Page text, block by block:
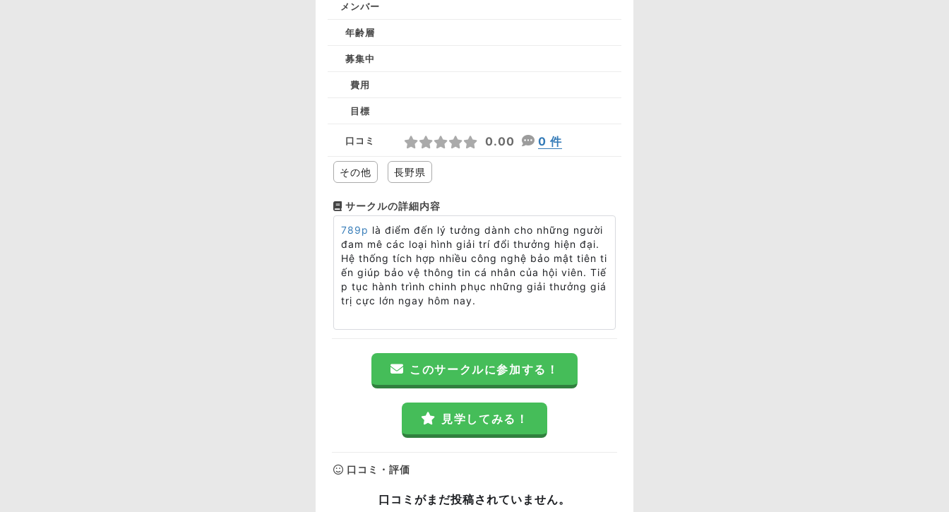
メンバー
年齢層
募集中
費用
目標
口コミ 0.00 0 件
その他 長野県
サークルの詳細内容
789p là điểm đến lý tưởng dành cho những người
đam mê các loại hình giải trí đổi thưởng hiện đại.
Hệ thống tích hợp nhiều công nghệ bảo mật tiên ti
ến giúp bảo vệ thông tin cá nhân của hội viên. Tiế
p tục hành trình chinh phục những giải thưởng giá
trị cực lớn ngay hôm nay.
このサークルに参加する！
見学してみる！
口コミ・評価
口コミがまだ投稿されていません。